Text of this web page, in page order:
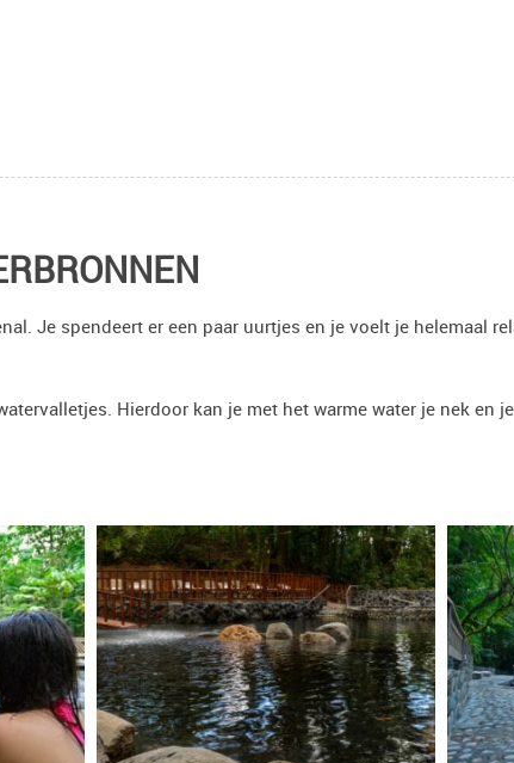
Je spendeert er een paar uurtjes en je voelt je helemaal
Hierdoor kan je met het warme water je nek en